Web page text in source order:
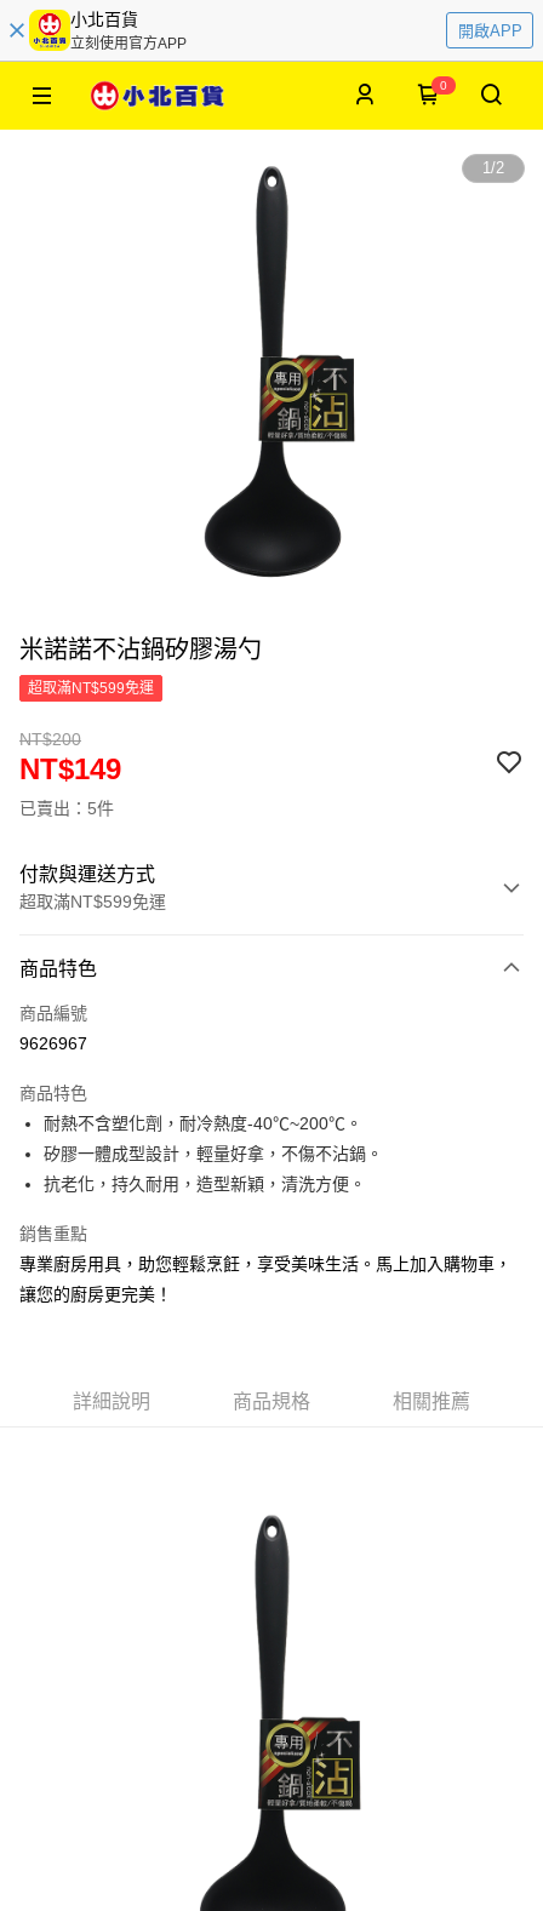
小北百貨
立刻使用官方APP
開啟APP
0
1/2
米諾諾不沾鍋矽膠湯勺
超取滿NT$599免運
NT$200
NT$149
已賣出：5件
付款與運送方式
超取滿NT$599免運
信用卡一次付款
超商取貨付款
Apple Pay
街口支付
Google Pay
AFTEE先享後付
便利好安心！
１．於結帳方式選擇「AFTEE先享後付」後，將跳轉至「AFTEE先享後付」
結帳頁面，進行簡訊認證並確認金額後，即可完成結帳。
３．收到繳費通知簡訊後14天內，點擊此簡訊中的連結，可透過四大超商／
ATM／網路銀行／等多元方式進行付款，方視為交易完成。
※ 請注意：結帳手續完成當下不需立刻繳費，但若您需要取消訂單，請聯絡
購買商品的店家。未經商家同意取消之訂單仍視為有效，需透過AFTEE先享
※ 交易是否成功請以「AFTEE先享後付 」之結帳頁面顯示為準，若有關於
是否繳費成功／繳費後需取消欲退款等相關疑問，請聯繫「AFTEE先享後付
https://netprotections.freshdesk.com/support/home
１．透過由恩沛科技股份有限公司提供之「AFTEE先享後付」服務完成之交
易，需依本服務之必要範圍內提供個人資料，並將交易相關給付款項請求債
權轉讓予恩沛科技股份有限公司。
２．關於個人資料處理事宜，請瀏覽以下網址：
https://aftee.tw/terms/#terms3
每筆NT$60，滿NT$599(含以上)免運費
每筆NT$60，滿NT$599(含以上)免運費
每筆NT$120，滿NT$899(含以上)免運費
商品特色
商品編號
9626967
商品特色
耐熱不含塑化劑，耐冷熱度-40℃~200℃。
矽膠一體成型設計，輕量好拿，不傷不沾鍋。
抗老化，持久耐用，造型新穎，清洗方便。
銷售重點
專業廚房用具，助您輕鬆烹飪，享受美味生活。馬上加入購物車，
讓您的廚房更完美！
詳細說明 商品規格 相關推薦